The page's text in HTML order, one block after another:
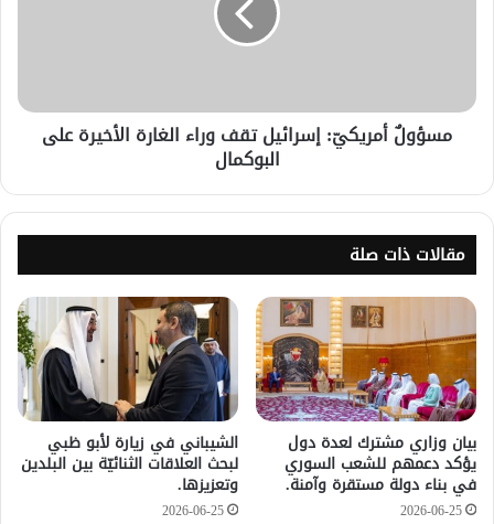
مسؤولٌ أمريكيّ: إسرائيل تقف وراء الغارة الأخيرة على
البوكمال
مقالات ذات صلة
بيان وزاري مشترك لعدة دول
يؤكد دعمهم للشعب السوري
في بناء دولة مستقرة وآمنة.
2026-06-25
الشيباني في زيارة لأبو ظبي
لبحث العلاقات الثنائيّة بين البلدين
وتعزيزها.
2026-06-25